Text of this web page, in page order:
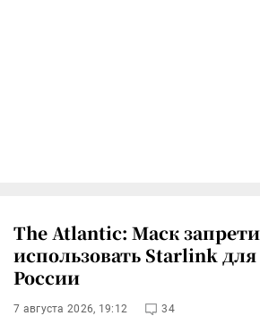
The Atlantic: Маск
использовать Starlink
России
7 августа 2026, 19:12 34